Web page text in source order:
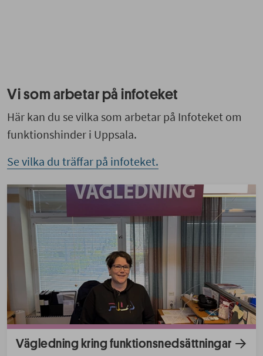
Vi som arbetar på infoteket
Här kan du se vilka som arbetar på Infoteket om
funktionshinder i Uppsala.
Se vilka du träffar på infoteket.
Vägledning kring funktionsnedsättningar